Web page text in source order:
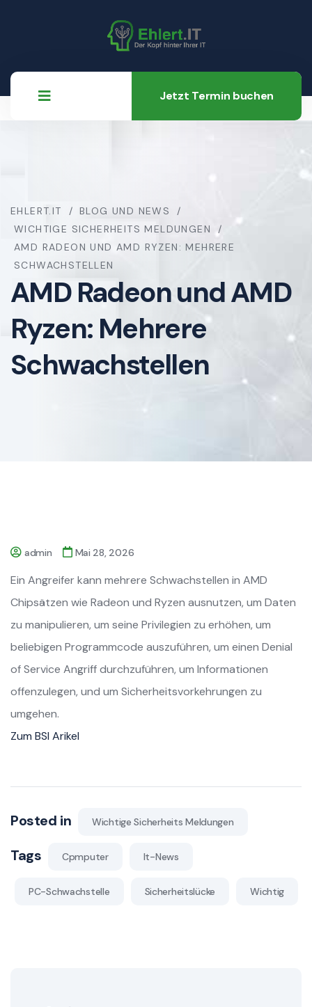
Jetzt Termin buchen
EHLERT.IT
BLOG UND NEWS
WICHTIGE SICHERHEITS MELDUNGEN
AMD RADEON UND AMD RYZEN: MEHRERE
SCHWACHSTELLEN
AMD Radeon und AMD
Ryzen: Mehrere
Schwachstellen
admin Mai 28, 2026
Ein Angreifer kann mehrere Schwachstellen in AMD
Chipsätzen wie Radeon und Ryzen ausnutzen, um Daten
zu manipulieren, um seine Privilegien zu erhöhen, um
beliebigen Programmcode auszuführen, um einen Denial
of Service Angriff durchzuführen, um Informationen
offenzulegen, und um Sicherheitsvorkehrungen zu
umgehen.
Zum BSI Arikel
Posted in Wichtige Sicherheits Meldungen
Tags Cpmputer It-News
PC-Schwachstelle Sicherheitslücke Wichtig